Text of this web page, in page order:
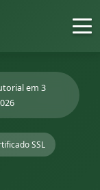
em 3
SSL